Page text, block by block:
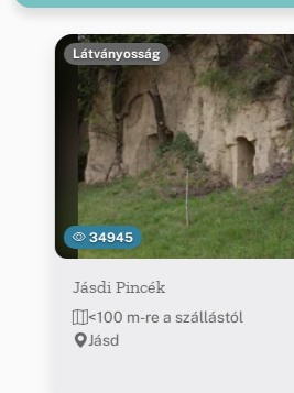
34945
Látványosság
Jásdi Pincék
<100 m-re a szállástól
Jásd